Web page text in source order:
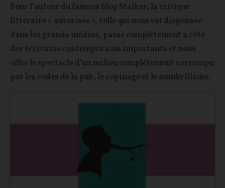
Pour l’auteur du fameux blog Stalker, la critique
littéraire « autorisée », celle qui nous est dispensée
dans les grands médias, passe complètement à côté
des écrivains contemporains importants et nous
offre le spectacle d’un milieu complètement corrompu
par les codes de la pub, le copinage et le nombrilisme.